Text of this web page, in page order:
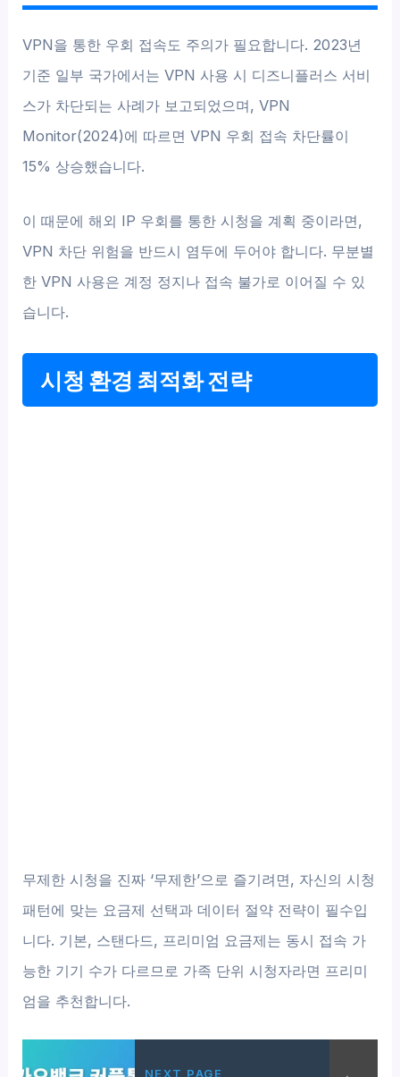
VPN을 통한 우회 접속도 주의가 필요합니다. 2023년
기준 일부 국가에서는 VPN 사용 시 디즈니플러스 서비
스가 차단되는 사례가 보고되었으며, VPN
Monitor(2024)에 따르면 VPN 우회 접속 차단률이
15% 상승했습니다.
이 때문에 해외 IP 우회를 통한 시청을 계획 중이라면,
VPN 차단 위험을 반드시 염두에 두어야 합니다. 무분별
한 VPN 사용은 계정 정지나 접속 불가로 이어질 수 있
습니다.
시청 환경 최적화 전략
무제한 시청을 진짜 ‘무제한’으로 즐기려면, 자신의 시청
패턴에 맞는 요금제 선택과 데이터 절약 전략이 필수입
니다. 기본, 스탠다드, 프리미엄 요금제는 동시 접속 가
능한 기기 수가 다르므로 가족 단위 시청자라면 프리미
엄을 추천합니다.
NEXT PAGE